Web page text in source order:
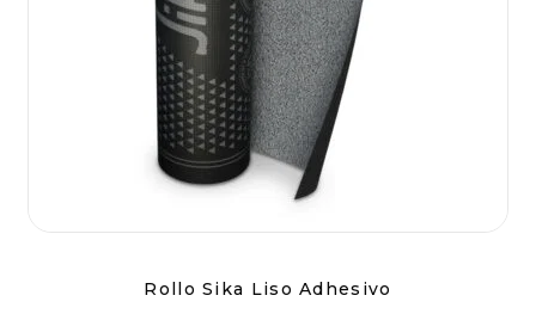
Rollo Sika Liso Adhesivo